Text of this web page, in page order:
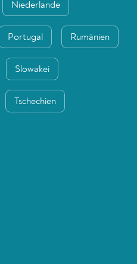
Niederlande
Portugal Rumänien
Slowakei
Tschechien